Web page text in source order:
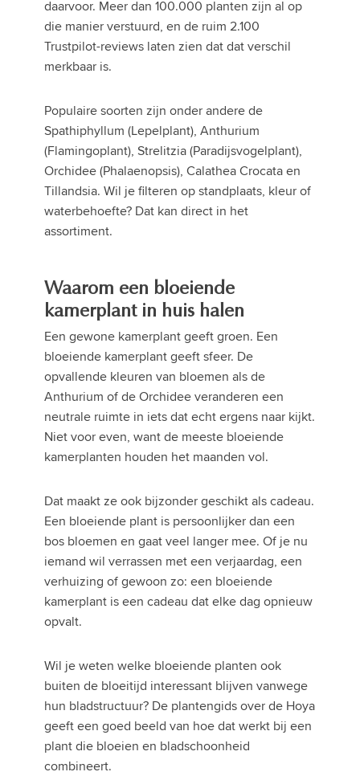
daarvoor. Meer dan 100.000 planten zijn al op
die manier verstuurd, en de ruim 2.100
Trustpilot-reviews laten zien dat dat verschil
merkbaar is.
Populaire soorten zijn onder andere de
Spathiphyllum (Lepelplant), Anthurium
(Flamingoplant), Strelitzia (Paradijsvogelplant),
Orchidee (Phalaenopsis), Calathea Crocata en
Tillandsia. Wil je filteren op standplaats, kleur of
waterbehoefte? Dat kan direct in het
assortiment.
Waarom een bloeiende
kamerplant in huis halen
Een gewone kamerplant geeft groen. Een
bloeiende kamerplant geeft sfeer. De
opvallende kleuren van bloemen als de
Anthurium of de Orchidee veranderen een
neutrale ruimte in iets dat echt ergens naar kijkt.
Niet voor even, want de meeste bloeiende
kamerplanten houden het maanden vol.
Dat maakt ze ook bijzonder geschikt als cadeau.
Een bloeiende plant is persoonlijker dan een
bos bloemen en gaat veel langer mee. Of je nu
iemand wil verrassen met een verjaardag, een
verhuizing of gewoon zo: een bloeiende
kamerplant is een cadeau dat elke dag opnieuw
opvalt.
Wil je weten welke bloeiende planten ook
buiten de bloeitijd interessant blijven vanwege
hun bladstructuur? De plantengids over de Hoya
geeft een goed beeld van hoe dat werkt bij een
plant die bloeien en bladschoonheid
combineert.